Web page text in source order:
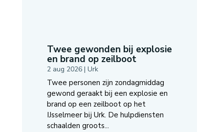
Twee gewonden bij explosie
en brand op zeilboot
2 aug 2026| Urk
Twee personen zijn zondagmiddag
gewond geraakt bij een explosie en
brand op een zeilboot op het
IJsselmeer bij Urk. De hulpdiensten
schaalden groots...